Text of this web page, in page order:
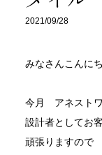
2021/09/28
みなさんこんにち
今月 アネストワ
設計者としてお
頑張りますので